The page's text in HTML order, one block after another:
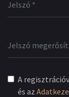
A
és az